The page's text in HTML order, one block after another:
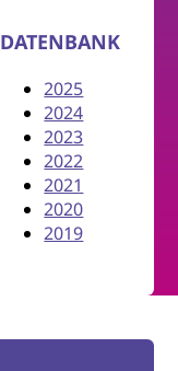
DATENBANK
2025
2024
2023
2022
2021
2020
2019